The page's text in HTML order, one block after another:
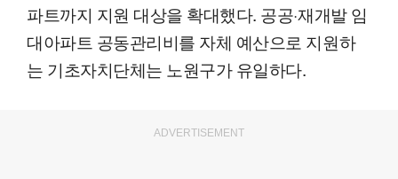
파트까지 지원 대상을 확대했다. 공공·재개발 임
대아파트 공동관리비를 자체 예산으로 지원하
는 기초자치단체는 노원구가 유일하다.
ADVERTISEMENT